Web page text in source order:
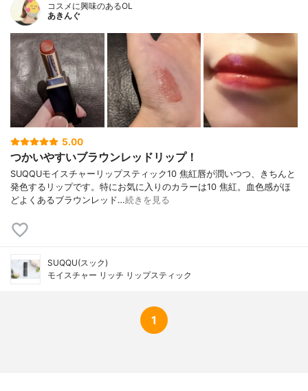
コスメに興味のあるOL
あきんぐ
5.00
つかいやすいブラウンレッドリップ！
SUQQUモイスチャーリップスティック10 焦紅唇が潤いつつ、きちんと
発色するリップです。特にお気に入りのカラーは10 焦紅。血色感がほ
どよくあるブラウンレッド…続きを見る
SUQQU(スック)
モイスチャー リッチ リップスティック
1